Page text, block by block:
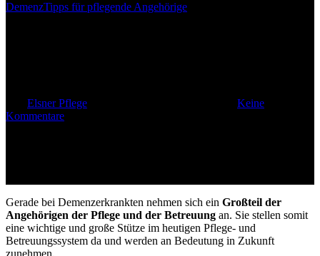
DemenzTipps für pflegende Angehörige
Elsner Pflege
Keine
Kommentare
Gerade bei Demenzerkrankten nehmen sich ein Großteil der
Angehörigen der Pflege und der Betreuung an. Sie stellen somit
eine wichtige und große Stütze im heutigen Pflege- und
Betreuungssystem da und werden an Bedeutung in Zukunft
zunehmen.